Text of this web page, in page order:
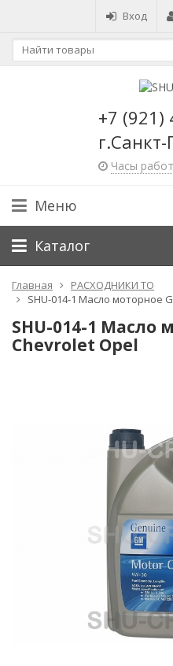
Вход
+7 (921)
Часы
Меню
Каталог
Главная
РАСХОДНИКИ ТО
SHU-014-1 Масло моторное
SHU-014-1 Масло
Chevrolet Opel